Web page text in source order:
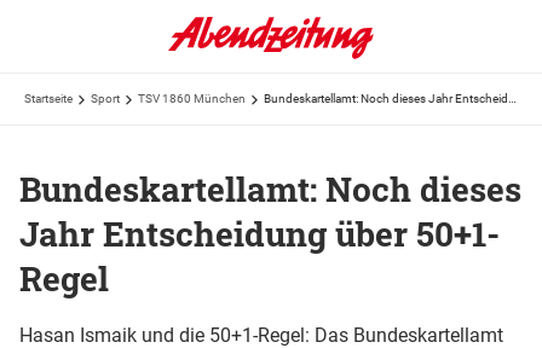
Startseite Sport TSV 1860 München
Bundeskartellamt: Noch dieses
Jahr Entscheidung über 50+1-
Regel
Hasan Ismaik und die 50+1-Regel: Das Bundeskartellamt